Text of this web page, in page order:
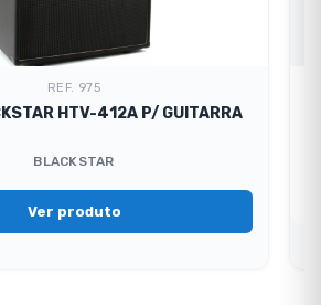
REF. 975
HTV-412A P/ GUITARRA
BLACKSTAR
Ver produto